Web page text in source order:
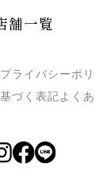
舗一覧
プライバシーポ
づく表記よく